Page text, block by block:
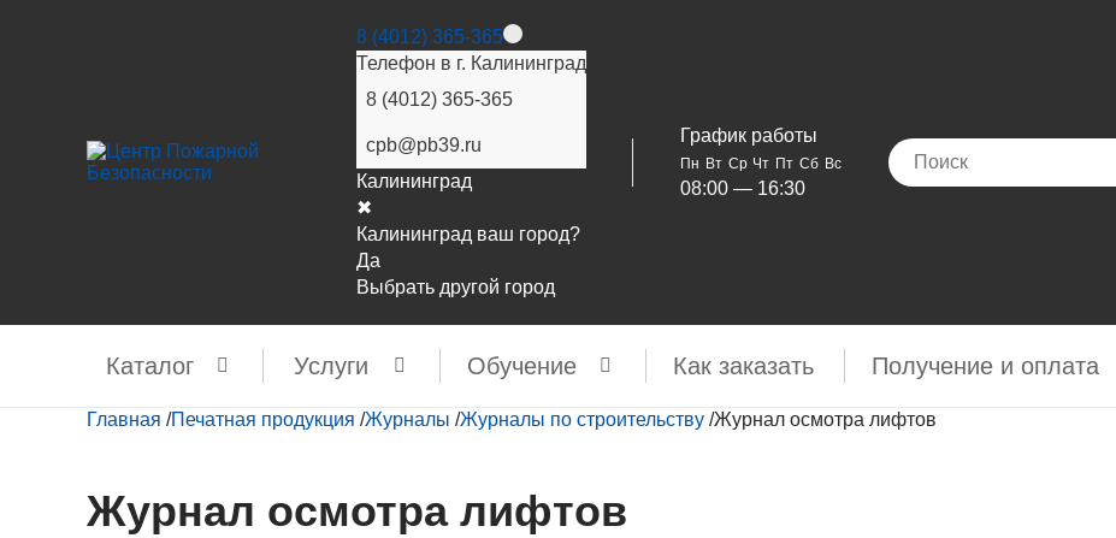
8 (4012) 365-365
Телефон в г. Калининград
8 (4012) 365-365
cpb@pb39.ru
Калининград
✖
Калининград ваш город?
Да
Выбрать другой город
График работы
Пн Вт Ср Чт Пт Сб Вс
08:00 — 16:30
Каталог Услуги Обучение Как заказать Получение и оплата
Главная /Печатная продукция /Журналы /Журналы по строительству /Журнал осмотра лифтов
Журнал осмотра лифтов